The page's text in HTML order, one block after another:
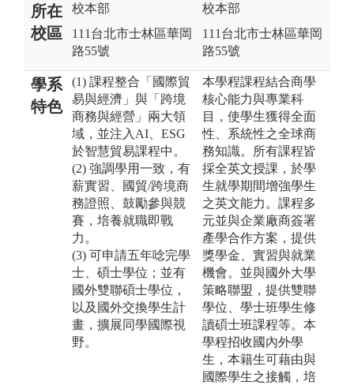
所在
校區
校本部
111台北市士林區華岡
路55號
校本部
111台北市士林區華岡
路55號
學系
特色
(1) 課程整合「國際貿
易與經濟」與「跨境
商務與經營」兩大領
域，並注入AI、ESG
於智慧貿易課程中。
(2) 強調學用一致，有
薪實習、國貿/跨境商
務證照、鼓勵參與競
賽，培養就職即戰
力。
(3) 可申請五年唸完學
士、碩士學位；並有
國外雙聯碩士學位，
以及國外交換學生計
畫，擴展同學國際視
野。
本學程課程結合商學
核心能力與專業科
目，使學生獲得全面
性、系統性之全球商
務知識。所有課程皆
採全英文授課，於學
生就學期間增強學生
之英文能力。課程多
元並與企業廠商簽署
產學合作方案，提供
獎學金、實習與就業
機會。並與國外大學
策略聯盟，提供雙聯
學位、學士班學生修
讀碩士班課程等。本
學程招收國內外學
生，本籍生可藉由與
國際學生之接觸，培